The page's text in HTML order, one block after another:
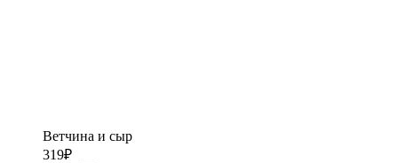
Ветчина и сыр
319₽